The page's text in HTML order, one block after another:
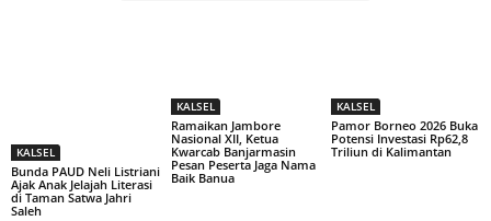
KALSEL
Bunda PAUD Neli Listriani
Ajak Anak Jelajah Literasi
di Taman Satwa Jahri
Saleh
KALSEL
Ramaikan Jambore
Nasional XII, Ketua
Kwarcab Banjarmasin
Pesan Peserta Jaga Nama
Baik Banua
KALSEL
Pamor Borneo 2026 Buka
Potensi Investasi Rp62,8
Triliun di Kalimantan